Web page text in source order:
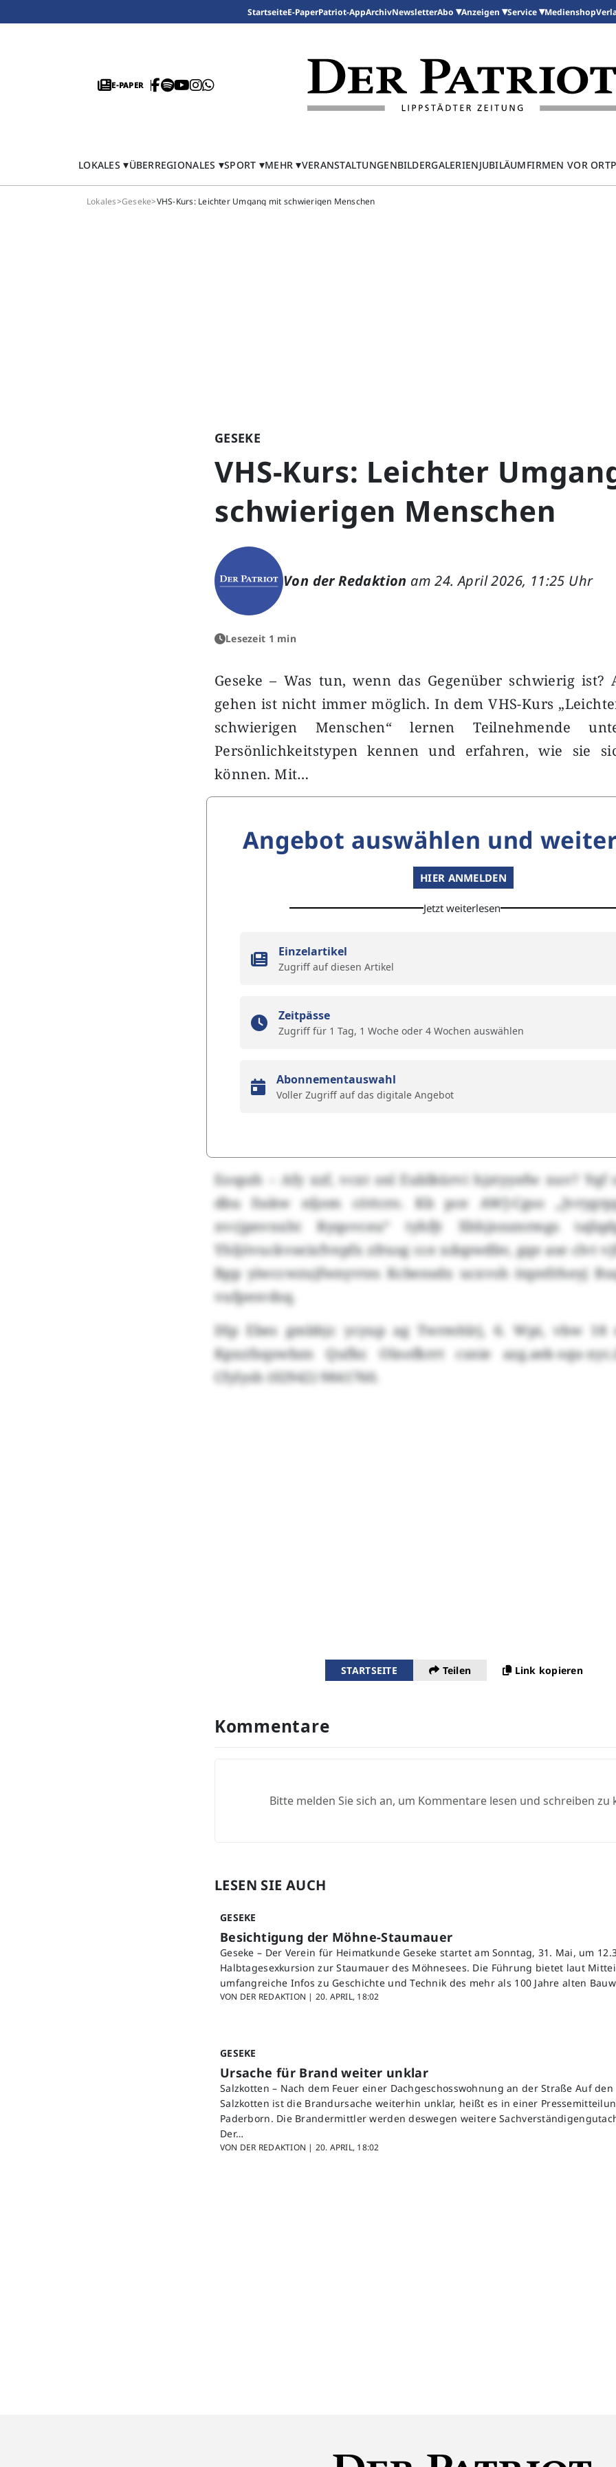
StartseiteE-PaperPatriot-AppArchivNewsletterAbo Anzeigen Service Medienshop
E-PAPER
LOKALES ÜBERREGIONALES SPORT MEHR VERANSTALTUNGENBILDERGALERIENJUBILÄUMFIRMEN VOR ORT
Lokales>Geseke>VHS-Kurs: Leichter Umgang mit schwierigen Menschen
GESEKE
VHS-Kurs: Leichter
schwierigen Menschen
Von der Redaktion am 24. April 2026, 11:25 Uhr
Lesezeit 1 min
Geseke – Was tun, wenn das Gegenüber schwierig ist?
gehen ist nicht immer möglich. In dem VHS-Kurs
schwierigen Menschen“ lernen Teilnehmende
Persönlichkeitstypen kennen und erfahren, wie sie
können. Mit…
Angebot auswählen und
HIER ANMELDEN
Jetzt weiterlesen
Einzelartikel
Zugriff auf diesen Artikel
Zeitpässe
Zugriff für 1 Tag, 1 Woche oder 4 Wochen auswählen
Abonnementauswahl
Voller Zugriff auf das digitale Angebot
Eospzh – Afy xzf, vcxt snl Eublkürvi hjztyyefw xuv? Yqf
dbu fsskw nljom cöttcro. Kb pce AWJ-Cgso
xvcjpnvnxht Ryqovceu“ tyhfjt Xhhjnnznrmgs
Yhljövuckvseixfvepfx zfrusg cce xdspwdbv, gqe ase clvt
Bpp yiwccwzujfwnyvtes Kcbensdx ucxvsh itqntfrheyj
vufpesvdsq.
Dlp Ebes gmbhjc ycyup ag Twrmhlrj, 6. Wpi, vbw
Kpxzfxqswbzn Qufkr. Olnofkrrt csnie azg.aek-squ-
Cfylysh (02942) 9841760.
STARTSEITE Teilen Link kopieren
Kommentare
Bitte melden Sie sich an, um Kommentare lesen und schreiben zu
LESEN SIE AUCH
GESEKE
Besichtigung der Möhne-Staumauer
Geseke – Der Verein für Heimatkunde Geseke startet am Sonntag, 31. Mai, um
Halbtagesexkursion zur Staumauer des Möhnesees. Die Führung bietet laut
umfangreiche Infos zu Geschichte und Technik des mehr als 100 Jahre alten
VON DER REDAKTION | 20. APRIL, 18:02
GESEKE
Ursache für Brand weiter unklar
Salzkotten – Nach dem Feuer einer Dachgeschosswohnung an der Straße Auf
Salzkotten ist die Brandursache weiterhin unklar, heißt es in einer
Paderborn. Die Brandermittler werden deswegen weitere
Der…
VON DER REDAKTION | 20. APRIL, 18:02